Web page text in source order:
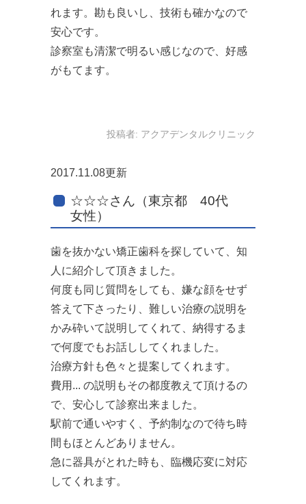
れます。勘も良いし、技術も確かなので
安心です。
診察室も清潔で明るい感じなので、好感
がもてます。
投稿者: アクアデンタルクリニック
2017.11.08更新
☆☆☆さん（東京都 40代
女性）
歯を抜かない矯正歯科を探していて、知
人に紹介して頂きました。
何度も同じ質問をしても、嫌な顔をせず
答えて下さったり、難しい治療の説明を
かみ砕いて説明してくれて、納得するま
で何度でもお話ししてくれました。
治療方針も色々と提案してくれます。
費用... の説明もその都度教えて頂けるの
で、安心して診察出来ました。
駅前で通いやすく、予約制なので待ち時
間もほとんどありません。
急に器具がとれた時も、臨機応変に対応
してくれます。